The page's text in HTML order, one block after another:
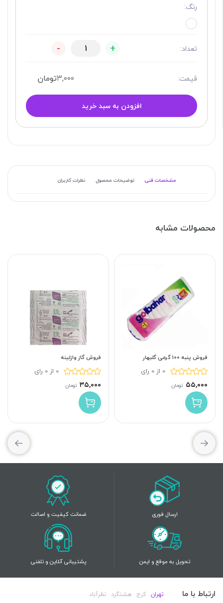
رنگ:
تعداد: +
-
قیمت: ۳,۰۰۰تومان
افزودن به سبد خرید
مشخصات فنی توضیحات محصول نظرات کاربران
محصولات مشابه
فروش پنبه 100 گرمی گلبهار
0 از 0 رای
۵۵,۰۰۰ تومان
فروش گاز وازلینه
0 از 0 رای
۳۵,۰۰۰ تومان
ارسال فوری ضمانت کیفیت و اصالت
تحویل به موقع و ایمن پشتیبانی آنلاین و تلفنی
ارتباط با ما تهران کرج هشتگرد نظرآباد